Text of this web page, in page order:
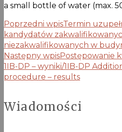
a small bottle of water (max.
Poprzedni wpisTermin
kandydatów
niezakwalifikowanych w
Następny wpisPostępowanie
1IB-DP – wyniki/1IB-DP
procedure – results
Wiadomości